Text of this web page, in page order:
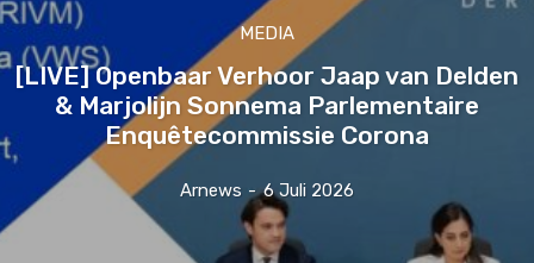
MEDIA
[LIVE] Openbaar Verhoor Jaap van Delden
& Marjolijn Sonnema Parlementaire
Enquêtecommissie Corona
Arnews - 6 Juli 2026